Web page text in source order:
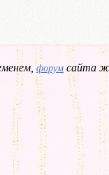
форум сайта